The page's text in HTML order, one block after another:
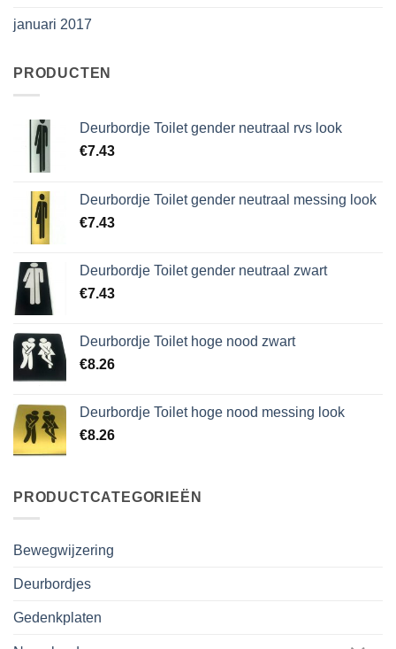
januari 2017
PRODUCTEN
Deurbordje Toilet gender neutraal rvs look
€7.43
Deurbordje Toilet gender neutraal messing look
€7.43
Deurbordje Toilet gender neutraal zwart
€7.43
Deurbordje Toilet hoge nood zwart
€8.26
Deurbordje Toilet hoge nood messing look
€8.26
PRODUCTCATEGORIEËN
Bewegwijzering
Deurbordjes
Gedenkplaten